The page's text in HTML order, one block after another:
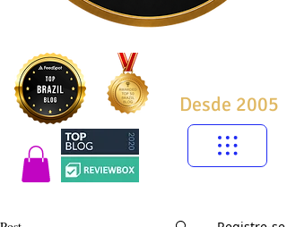
Desde 2005